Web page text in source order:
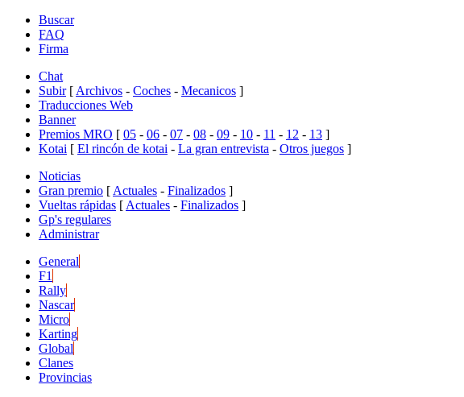
Buscar
FAQ
Firma
Chat
Subir [ Archivos - Coches - Mecanicos ]
Traducciones Web
Banner
Premios MRO [ 05 - 06 - 07 - 08 - 09 - 10 - 11 - 12 - 13 ]
Kotai [ El rincón de kotai - La gran entrevista - Otros juegos ]
Noticias
Gran premio [ Actuales - Finalizados ]
Vueltas rápidas [ Actuales - Finalizados ]
Gp's regulares
Administrar
General
F1
Rally
Nascar
Micro
Karting
Global
Clanes
Provincias